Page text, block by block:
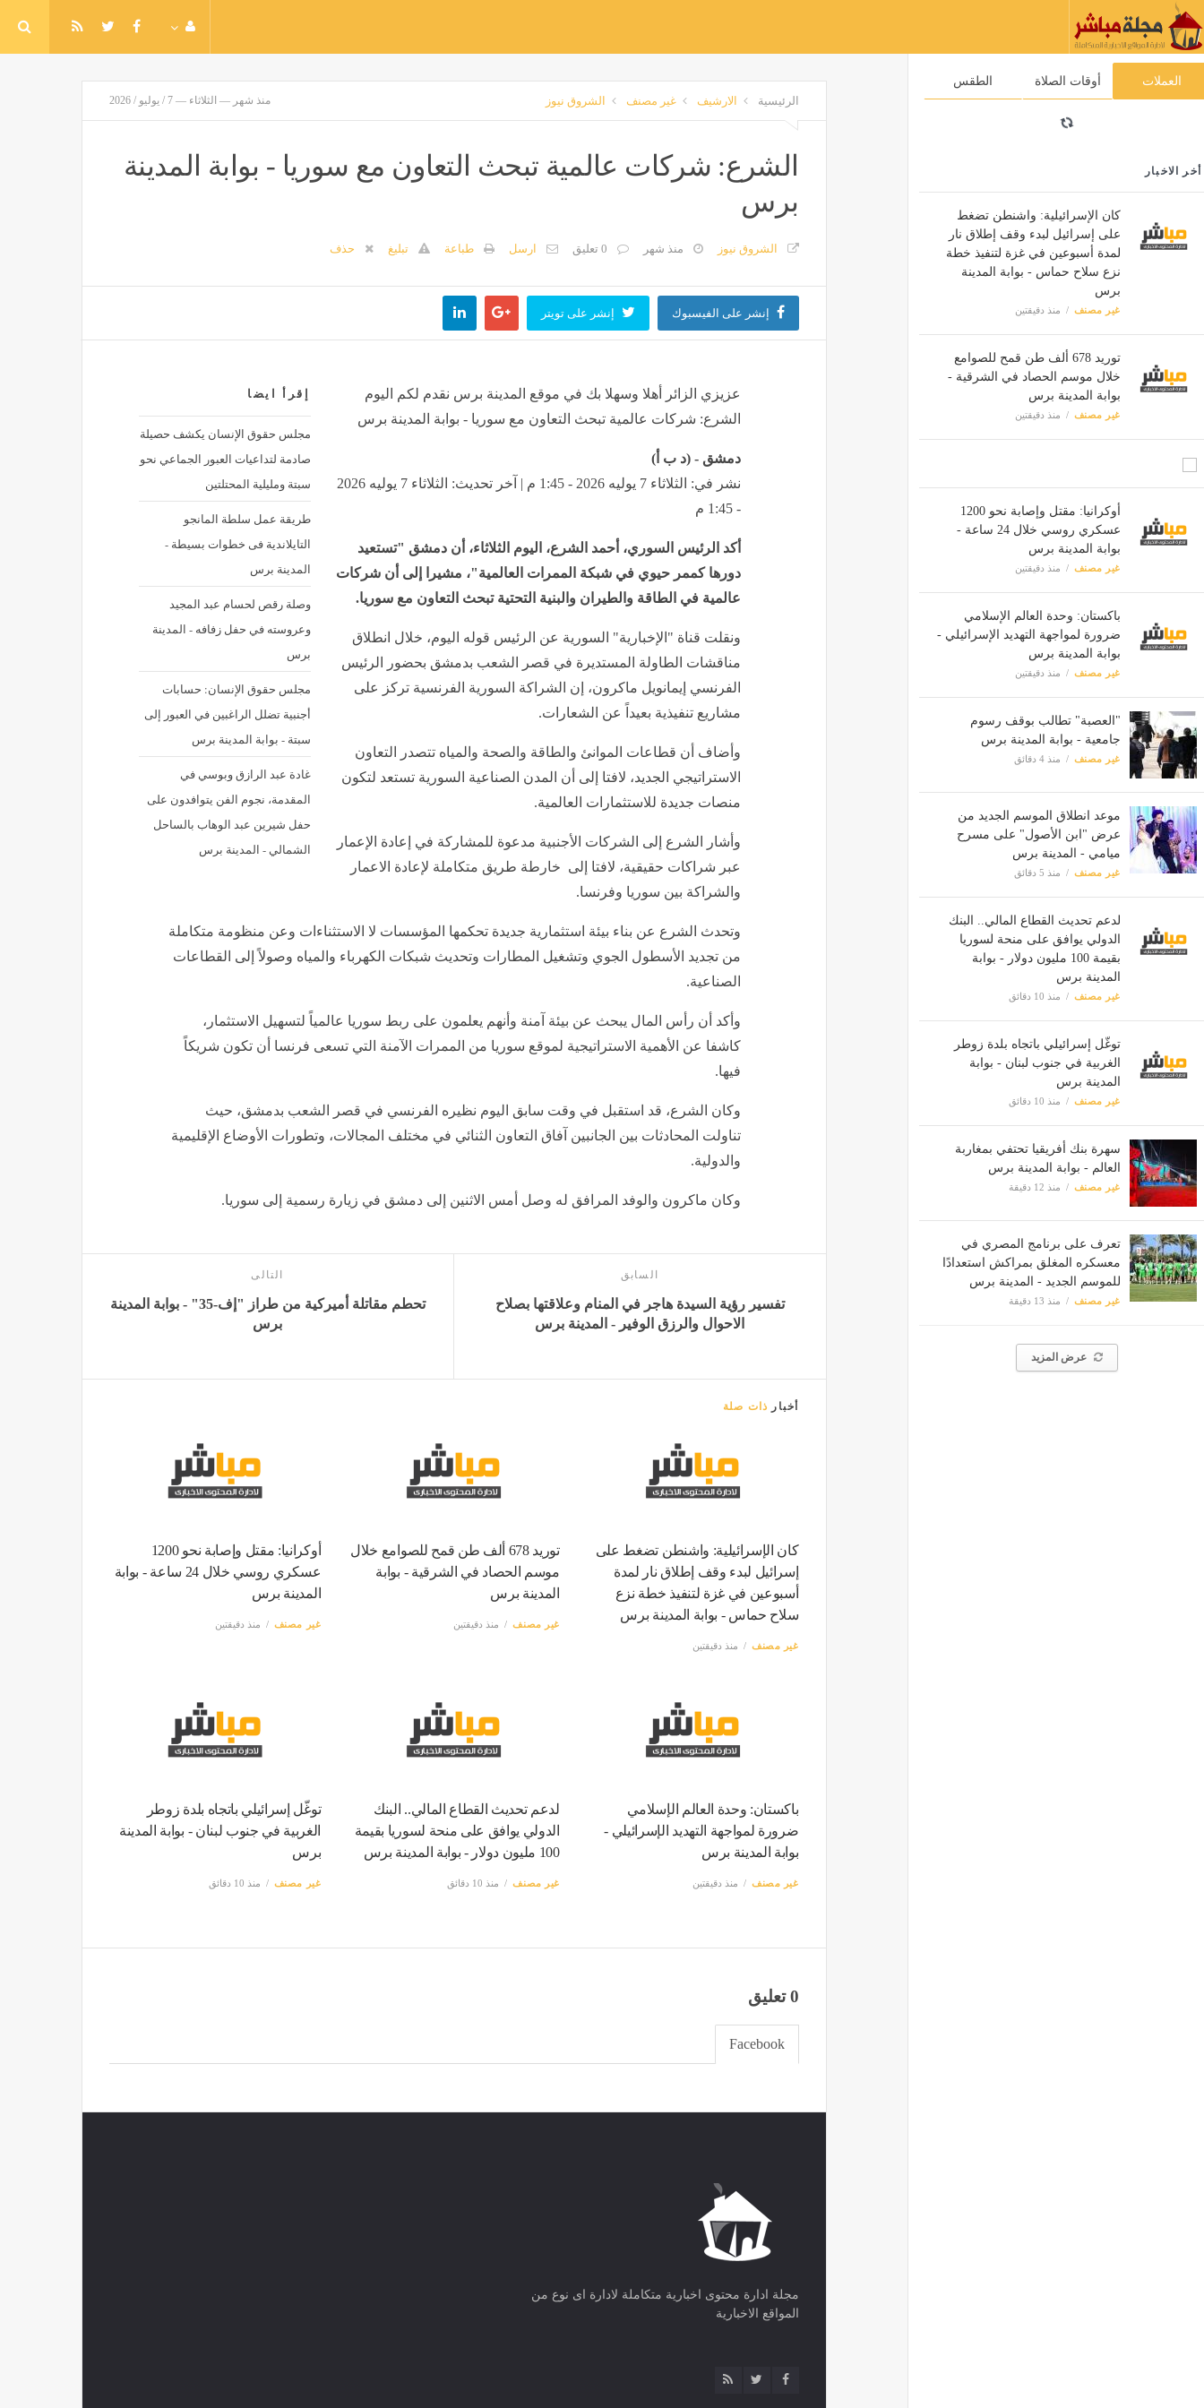
العملات أوقات الصلاة الطقس
أخر الاخبار
كان الإسرائيلية: واشنطن تضغط
على إسرائيل لبدء وقف إطلاق نار
لمدة أسبوعين في غزة لتنفيذ خطة
نزع سلاح حماس - بوابة المدينة
برس
غير مصنف منذ دقيقتين
توريد 678 ألف طن قمح للصوامع
خلال موسم الحصاد في الشرقية -
بوابة المدينة برس
غير مصنف منذ دقيقتين
أوكرانيا: مقتل وإصابة نحو 1200
عسكري روسي خلال 24 ساعة -
بوابة المدينة برس
غير مصنف منذ دقيقتين
باكستان: وحدة العالم الإسلامي
ضرورة لمواجهة التهديد الإسرائيلي -
بوابة المدينة برس
غير مصنف منذ دقيقتين
"العصبة" تطالب بوقف رسوم
جامعية - بوابة المدينة برس
غير مصنف منذ 4 دقائق
موعد انطلاق الموسم الجديد من
عرض "ابن الأصول" على مسرح
ميامي - المدينة برس
غير مصنف منذ 5 دقائق
لدعم تحديث القطاع المالي.. البنك
الدولي يوافق على منحة لسوريا
بقيمة 100 مليون دولار - بوابة
المدينة برس
غير مصنف منذ 10 دقائق
توغّل إسرائيلي باتجاه بلدة زوطر
الغربية في جنوب لبنان - بوابة
المدينة برس
غير مصنف منذ 10 دقائق
سهرة بنك أفريقيا تحتفي بمغاربة
العالم - بوابة المدينة برس
غير مصنف منذ 12 دقيقة
تعرف على برنامج المصري في
معسكره المغلق بمراكش استعدادًا
للموسم الجديد - المدينة برس
غير مصنف منذ 13 دقيقة
عرض المزيد
الرئيسية الارشيف غير مصنف الشروق نيوز منذ شهر — الثلاثاء — 7 / يوليو / 2026
الشرع: شركات عالمية تبحث التعاون مع سوريا - بوابة المدينة
برس
الشروق نيوز منذ شهر 0 تعليق ارسل طباعة تبليغ حذف
إنشر على الفيسبوك إنشر على تويتر
إقرأ ايضا
مجلس حقوق الإنسان يكشف حصيلة
صادمة لتداعيات العبور الجماعي نحو
سبتة ومليلية المحتلتين
طريقة عمل سلطة المانجو
التايلاندية فى خطوات بسيطة -
المدينة برس
وصلة رقص لحسام عبد المجيد
وعروسته في حفل زفافه - المدينة
برس
مجلس حقوق الإنسان: حسابات
أجنبية تضلل الراغبين في العبور إلى
سبتة - بوابة المدينة برس
غادة عبد الرازق وبوسي في
المقدمة، نجوم الفن يتوافدون على
حفل شيرين عبد الوهاب بالساحل
الشمالي - المدينة برس
عزيزي الزائر أهلا وسهلا بك في موقع المدينة برس نقدم لكم اليوم
الشرع: شركات عالمية تبحث التعاون مع سوريا - بوابة المدينة برس
دمشق - (د ب أ)
نشر في: الثلاثاء 7 يوليه 2026 - 1:45 م | آخر تحديث: الثلاثاء 7 يوليه 2026
- 1:45 م
أكد الرئيس السوري، أحمد الشرع، اليوم الثلاثاء، أن دمشق "تستعيد
دورها كممر حيوي في شبكة الممرات العالمية"، مشيرا إلى أن شركات
عالمية في الطاقة والطيران والبنية التحتية تبحث التعاون مع سوريا.
ونقلت قناة "الإخبارية" السورية عن الرئيس قوله اليوم، خلال انطلاق
مناقشات الطاولة المستديرة في قصر الشعب بدمشق بحضور الرئيس
الفرنسي إيمانويل ماكرون، إن الشراكة السورية الفرنسية تركز على
مشاريع تنفيذية بعيداً عن الشعارات.
وأضاف أن قطاعات الموانئ والطاقة والصحة والمياه تتصدر التعاون
الاستراتيجي الجديد، لافتا إلى أن المدن الصناعية السورية تستعد لتكون
منصات جديدة للاستثمارات العالمية.
وأشار الشرع إلى الشركات الأجنبية مدعوة للمشاركة في إعادة الإعمار
عبر شراكات حقيقية، لافتا إلى خارطة طريق متكاملة لإعادة الاعمار
والشراكة بين سوريا وفرنسا.
وتحدث الشرع عن بناء بيئة استثمارية جديدة تحكمها المؤسسات لا الاستثناءات وعن منظومة متكاملة
من تجديد الأسطول الجوي وتشغيل المطارات وتحديث شبكات الكهرباء والمياه وصولاً إلى القطاعات
الصناعية.
وأكد أن رأس المال يبحث عن بيئة آمنة وأنهم يعلمون على ربط سوريا عالمياً لتسهيل الاستثمار،
كاشفا عن الأهمية الاستراتيجية لموقع سوريا من الممرات الآمنة التي تسعى فرنسا أن تكون شريكاً
فيها.
وكان الشرع، قد استقبل في وقت سابق اليوم نظيره الفرنسي في قصر الشعب بدمشق، حيث
تناولت المحادثات بين الجانبين آفاق التعاون الثنائي في مختلف المجالات، وتطورات الأوضاع الإقليمية
والدولية.
وكان ماكرون والوفد المرافق له وصل أمس الاثنين إلى دمشق في زيارة رسمية إلى سوريا.
السابق
تفسير رؤية السيدة هاجر في المنام وعلاقتها بصلاح
الاحوال والرزق الوفير - المدينة برس
التالى
تحطم مقاتلة أميركية من طراز "إف-35" - بوابة المدينة
برس
أخبار ذات صلة
كان الإسرائيلية: واشنطن تضغط على
إسرائيل لبدء وقف إطلاق نار لمدة
أسبوعين في غزة لتنفيذ خطة نزع
سلاح حماس - بوابة المدينة برس
غير مصنف منذ دقيقتين
توريد 678 ألف طن قمح للصوامع خلال
موسم الحصاد في الشرقية - بوابة
المدينة برس
غير مصنف منذ دقيقتين
أوكرانيا: مقتل وإصابة نحو 1200
عسكري روسي خلال 24 ساعة - بوابة
المدينة برس
غير مصنف منذ دقيقتين
باكستان: وحدة العالم الإسلامي
ضرورة لمواجهة التهديد الإسرائيلي -
بوابة المدينة برس
غير مصنف منذ دقيقتين
لدعم تحديث القطاع المالي.. البنك
الدولي يوافق على منحة لسوريا بقيمة
100 مليون دولار - بوابة المدينة برس
غير مصنف منذ 10 دقائق
توغّل إسرائيلي باتجاه بلدة زوطر
الغربية في جنوب لبنان - بوابة المدينة
برس
غير مصنف منذ 10 دقائق
0 تعليق
Facebook
مجلة ادارة محتوى اخبارية متكاملة لادارة اى نوع من
المواقع الاخبارية